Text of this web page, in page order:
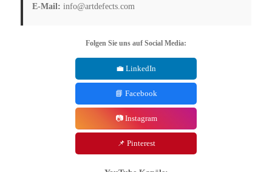
E-Mail: info@artdefects.com
Folgen Sie uns auf Social Media:
💼 LinkedIn
📘 Facebook
📷 Instagram
📌 Pinterest